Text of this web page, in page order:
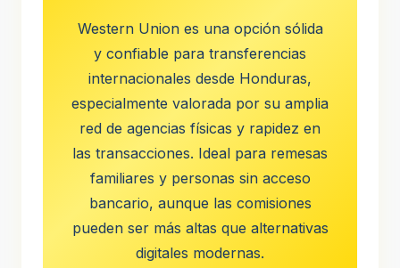
Western Union es una opción sólida
y confiable para transferencias
internacionales desde Honduras,
especialmente valorada por su amplia
red de agencias físicas y rapidez en
las transacciones. Ideal para remesas
familiares y personas sin acceso
bancario, aunque las comisiones
pueden ser más altas que alternativas
digitales modernas.